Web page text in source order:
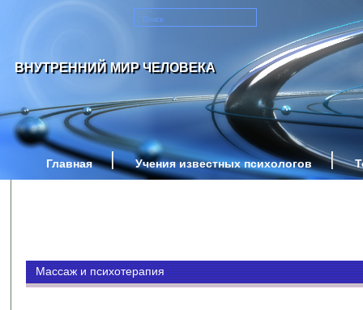
ВНУТРЕННИЙ МИР ЧЕЛОВЕКА
Главная Учения известных психологов
Массаж и психотерапия